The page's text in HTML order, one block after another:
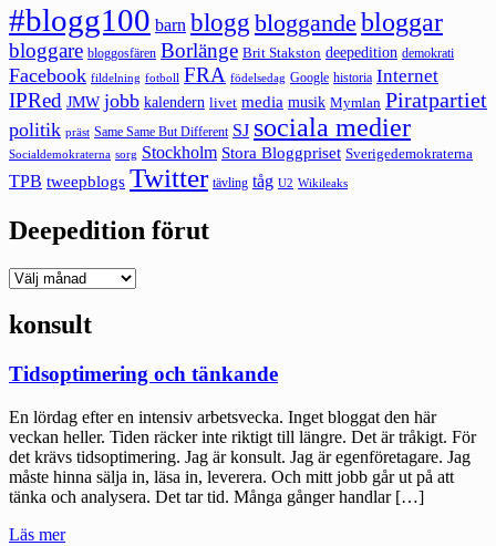
#blogg100 barn blogg bloggande bloggar
bloggare bloggosfären Borlänge Brit Stakston deepedition demokrati
Facebook fildelning fotboll FRA födelsedag Google historia Internet
IPRed JMW jobb kalendern livet media musik Mymlan Piratpartiet
politik präst Same Same But Different SJ sociala medier
Socialdemokraterna sorg Stockholm Stora Bloggpriset Sverigedemokraterna
TPB tweepblogs Twitter tävling tåg U2 Wikileaks
Deepedition förut
Deepedition
konsult
Tidsoptimering och tänkande
En lördag efter en intensiv arbetsvecka. Inget bloggat den här
veckan heller. Tiden räcker inte riktigt till längre. Det är tråkigt. För
det krävs tidsoptimering. Jag är konsult. Jag är egenföretagare. Jag
måste hinna sälja in, läsa in, leverera. Och mitt jobb går ut på att
tänka och analysera. Det tar tid. Många gånger handlar […]
Läs mer"Tidsoptimering